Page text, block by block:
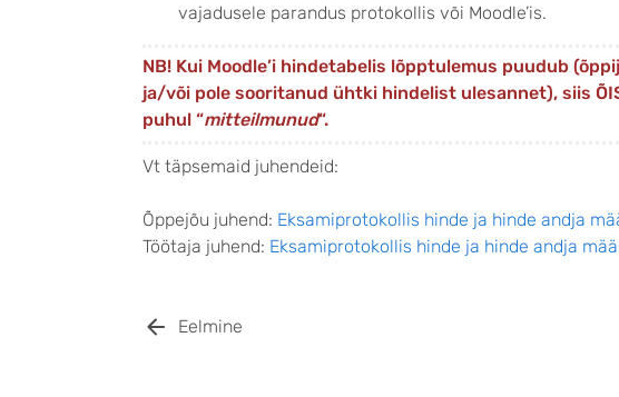
vajadusele parandus protokollis või Moodle’is.
NB! Kui Moodle’i hindetabelis lõpptulemus puudub
ja/või pole sooritanud ühtki hindelist ulesannet), siis
puhul “mitteilmunud“.
Vt täpsemaid juhendeid:
Õppejõu juhend: Eksamiprotokollis hinde ja hinde andja
Töötaja juhend: Eksamiprotokollis hinde ja hinde andja
Eelmine